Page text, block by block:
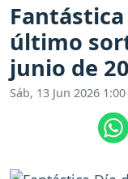
último
junio de
Sáb, 13 Jun 2026